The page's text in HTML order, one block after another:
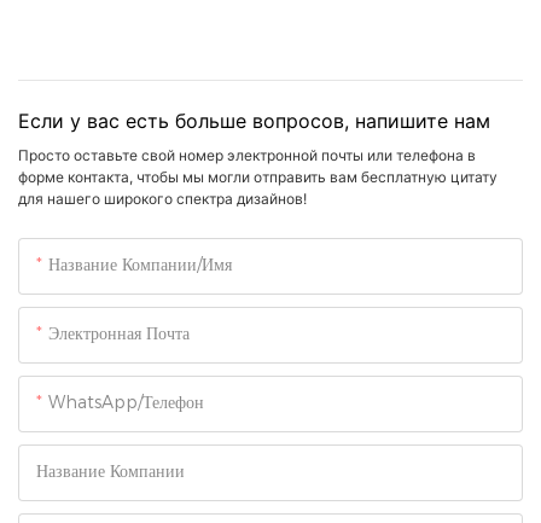
Если у вас есть больше вопросов, напишите нам
Просто оставьте свой номер электронной почты или телефона в
форме контакта, чтобы мы могли отправить вам бесплатную цитату
для нашего широкого спектра дизайнов!
Название Компании/Имя
Электронная Почта
WhatsApp/Телефон
Название Компании